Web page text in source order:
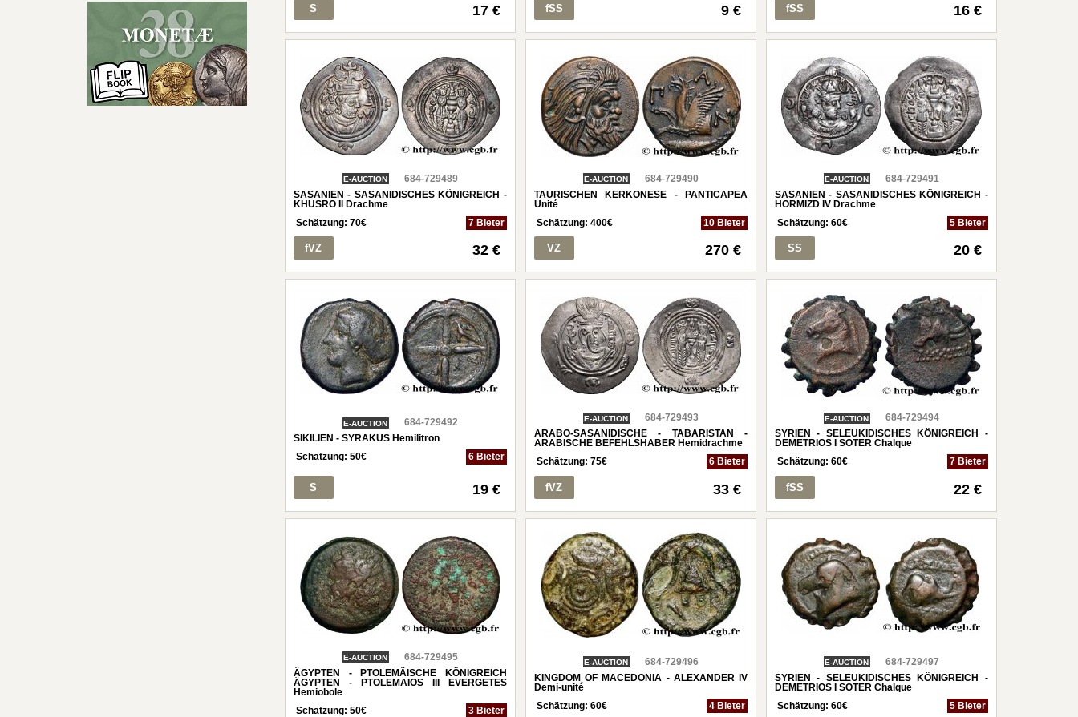
S 17 € fSS 9 € fSS 16 €
E-AUCTION
684-729489
SASANIEN - SASANIDISCHES KÖNIGREICH -
KHUSRO II Drachme
Schätzung:70€ 7 Bieter
fVZ 32 €
E-AUCTION
684-729490
TAURISCHEN KERKONESE - PANTICAPEA
Unité
Schätzung:400€ 10 Bieter
VZ 270 €
E-AUCTION
684-729491
SASANIEN - SASANIDISCHES KÖNIGREICH -
HORMIZD IV Drachme
Schätzung:60€ 5 Bieter
SS 20 €
E-AUCTION
684-729492
SIKILIEN - SYRAKUS Hemilitron
Schätzung:50€ 6 Bieter
S 19 €
E-AUCTION
684-729493
ARABO-SASANIDISCHE - TABARISTAN -
ARABISCHE BEFEHLSHABER Hemidrachme
Schätzung:75€ 6 Bieter
fVZ 33 €
E-AUCTION
684-729494
SYRIEN - SELEUKIDISCHES KÖNIGREICH -
DEMETRIOS I SOTER Chalque
Schätzung:60€ 7 Bieter
fSS 22 €
E-AUCTION
684-729495
ÄGYPTEN - PTOLEMÄISCHE KÖNIGREICH
ÄGYPTEN - PTOLEMAIOS III EVERGETES
Hemiobole
Schätzung:50€ 3 Bieter
E-AUCTION
684-729496
KINGDOM OF MACEDONIA - ALEXANDER IV
Demi-unité
Schätzung:60€ 4 Bieter
E-AUCTION
684-729497
SYRIEN - SELEUKIDISCHES KÖNIGREICH -
DEMETRIOS I SOTER Chalque
Schätzung:60€ 5 Bieter